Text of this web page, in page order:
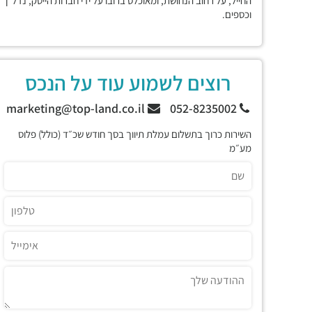
וכספים.
רוצים לשמוע עוד על הנכס
השירות כרוך בתשלום עמלת תיווך בסך חודש שכ״ד (כולל) פלוס
מע״מ